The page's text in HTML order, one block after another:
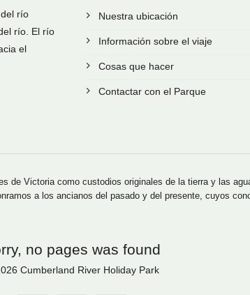
río
río. El río
el
Nuestra ubicación
Información sobre el viaje
Cosas que hacer
Contactar con el Parque
de Victoria como custodios originales de la tierra y las
a los ancianos del pasado y del presente, cuyos
no pages was found
Cumberland River Holiday Park